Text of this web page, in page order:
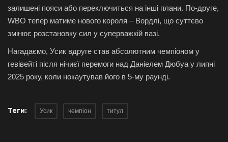
залишені пояси або переключиться на інші плани. По-друге,
WBO тепер матиме нового короля – Вордлі, що суттєво
змінює розстановку сил у суперважкій вазі.
Нагадаємо, Усик вдруге став абсолютним чемпіоном у
гевівейті після нічиєї перемоги над Даніелем Дюбуа у липні
2025 року, коли нокаутував його в 5-му раунді.
Теги: Усик чемпіон титул